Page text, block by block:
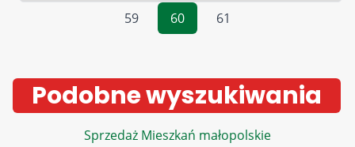
59
60 61
Podobne wyszukiwania
Sprzedaż Mieszkań małopolskie